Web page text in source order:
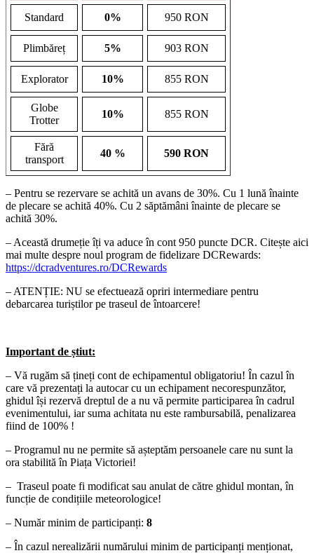
Standard 0% 950 RON
Plimbăreț 5% 903 RON
Explorator 10% 855 RON
Globe
Trotter
10% 855 RON
Fără
transport
40 % 590 RON
– Pentru se rezervare se achită un avans de 30%. Cu 1 lună înainte
de plecare se achită 40%. Cu 2 săptămâni înainte de plecare se
achită 30%.
– Această drumeție îți va aduce în cont 950 puncte DCR. Citește aici
mai multe despre noul program de fidelizare DCRewards:
https://dcradventures.ro/DCRewards
– ATENȚIE: NU se efectuează opriri intermediare pentru
debarcarea turiștilor pe traseul de întoarcere!
Important de știut:
– Vă rugăm să țineți cont de echipamentul obligatoriu! În cazul în
care vă prezentați la autocar cu un echipament necorespunzător,
ghidul își rezervă dreptul de a nu vă permite participarea în cadrul
evenimentului, iar suma achitata nu este rambursabilă, penalizarea
fiind de 100% !
– Programul nu ne permite să așteptăm persoanele care nu sunt la
ora stabilită în Piața Victoriei!
– Traseul poate fi modificat sau anulat de către ghidul montan, în
funcție de condițiile meteorologice!
– Număr minim de participanți: 8
– În cazul nerealizării numărului minim de participanți menționat,